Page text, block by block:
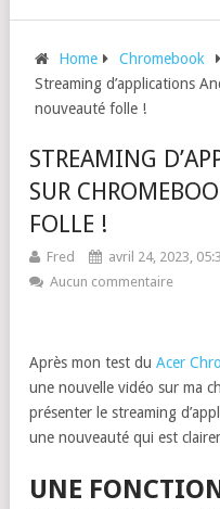
Home
Chromebook
Streaming d’applications
nouveauté folle !
STREAMING
SUR
FOLLE !
Fred avril 24, 2023,
Aucun commentaire
Après mon test du Acer
une nouvelle vidéo sur ma
présenter le streaming
une nouveauté qui est
UNE